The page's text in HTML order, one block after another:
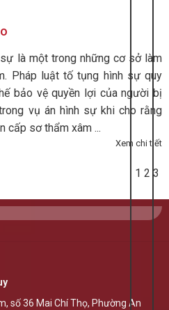
là một trong những cơ sở làm
Pháp luật tố tụng hình sự quy
bảo vệ quyền lợi của người bị
vụ án hình sự khi cho rằng
cấp sơ thẩm xâm ...
Xem chi tiết
1 2 3
số 36 Mai Chí Thọ, Phường An